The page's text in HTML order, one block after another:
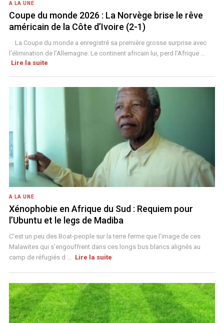
A LA UNE
Coupe du monde 2026 : La Norvège brise le rêve
américain de la Côte d’Ivoire (2-1)
La Coupe du monde a enregistré sa première grosse surprise avec
l’élimination de l’Allemagne. Le continent africain lui, perd l’Afrique ...
Lire la suite
A LA UNE
Xénophobie en Afrique du Sud : Requiem pour
l’Ubuntu et le legs de Madiba
C’est un peu des Boat-people sur la terre ferme que l’image de ces
Malawites qui s’engouffrent dans ces longs bus blancs alignés au
camp de réfugiés d ... Lire la suite